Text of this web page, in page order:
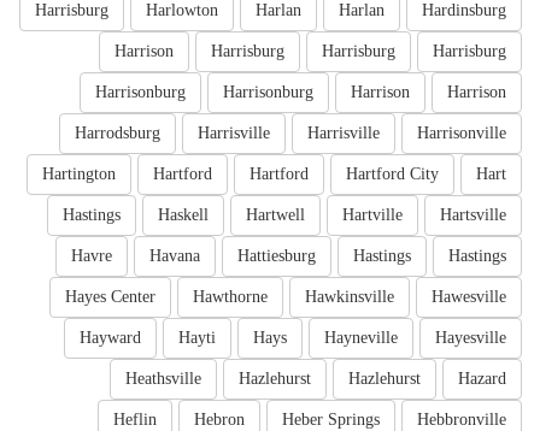
Hardinsburg
Harlan
Harlan
Harlowton
Harrisburg
Harrisburg
Harrisburg
Harrisburg
Harrison
Harrison
Harrison
Harrisonburg
Harrisonburg
Harrisonville
Harrisville
Harrisville
Harrodsburg
Hart
Hartford City
Hartford
Hartford
Hartington
Hartsville
Hartville
Hartwell
Haskell
Hastings
Hastings
Hastings
Hattiesburg
Havana
Havre
Hawesville
Hawkinsville
Hawthorne
Hayes Center
Hayesville
Hayneville
Hays
Hayti
Hayward
Hazard
Hazlehurst
Hazlehurst
Heathsville
Hebbronville
Heber Springs
Hebron
Heflin